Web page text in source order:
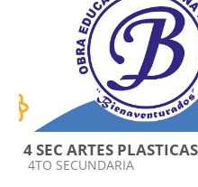
4 SEC ARTES
Categoría de cursos
4TO SECUNDARIA